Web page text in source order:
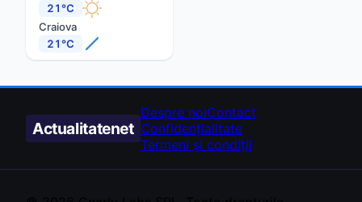
21°C
Craiova
21°C
Actualitatenet
Despre noiContact
Confidențialitate
Termeni și condiții